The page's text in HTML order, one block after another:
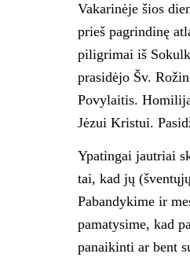
Vakarinėje šios
prieš pagrindinę
piligrimai iš
prasidėjo Šv.
Povylaitis.
Jėzui Kristui.
Ypatingai jautriai
tai, kad jų
Pabandykime ir
pamatysime, kad
panaikinti ar bent